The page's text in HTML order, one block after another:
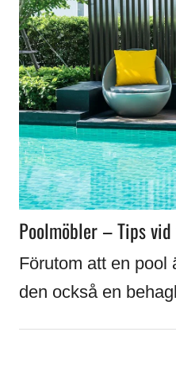
Poolmöbler – Tips
Förutom att en pool
den också en